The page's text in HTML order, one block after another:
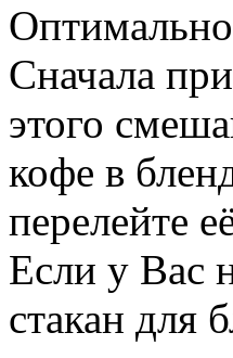
Сначала
этого
кофе в
перелейте
Если у Вас
стакан для